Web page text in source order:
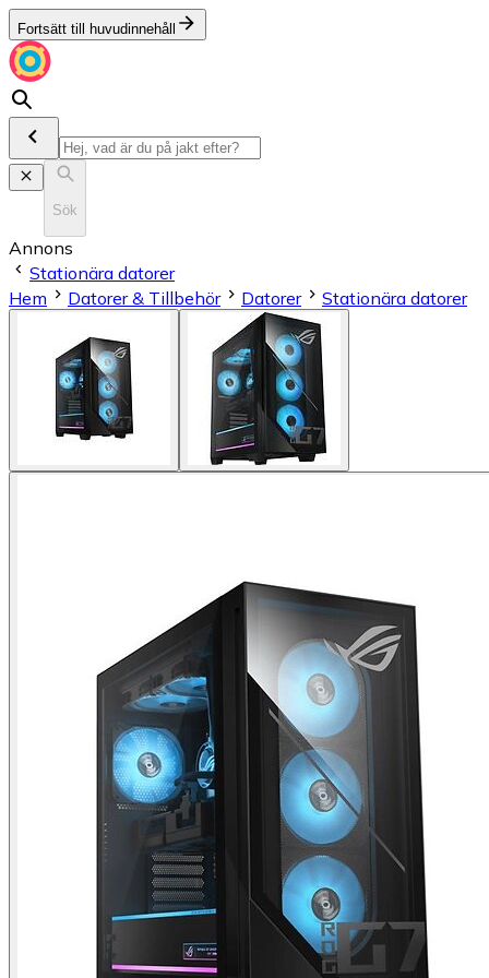
Fortsätt till huvudinnehåll
Sök
Annons
Stationära datorer
Hem
Datorer & Tillbehör Datorer Stationära datorer